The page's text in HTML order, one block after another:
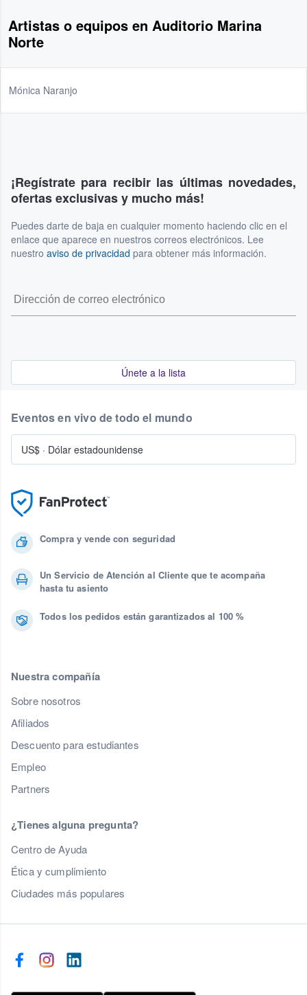
Artistas o equipos en Auditorio Marina
Norte
Mónica Naranjo
¡Regístrate para recibir las últimas novedades,
ofertas exclusivas y mucho más!
Puedes darte de baja en cualquier momento haciendo clic en el
enlace que aparece en nuestros correos electrónicos. Lee
nuestro aviso de privacidad para obtener más información.
Únete a la lista
Compra y vende con seguridad
Un Servicio de Atención al Cliente que te acompaña
hasta tu asiento
Todos los pedidos están garantizados al 100 %
Nuestra compañía
Sobre nosotros
Afiliados
Descuento para estudiantes
Empleo
Partners
¿Tienes alguna pregunta?
Centro de Ayuda
Ética y cumplimiento
Ciudades más populares
Eventos en vivo de todo el mundo
US$ · Dólar estadounidense